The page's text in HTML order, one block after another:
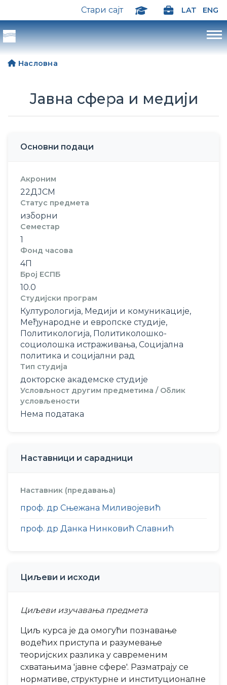
Стари сајт LAT ENG
Насловна
Јавна сфера и медији
Основни подаци
Акроним
22ДЈСМ
Статус предмета
изборни
Семестар
1
Фонд часова
4П
Број ЕСПБ
10.0
Студијски програм
Културологија, Медији и комуникације,
Међународне и европске студије,
Политикологија, Политиколошко-
социолошка истраживања, Социјална
политика и социјални рад
Тип студија
докторске академске студије
Условљност другим предметима / Облик
условљености
Нема података
Наставници и сарадници
Наставник (предавања)
проф. др Сњежана Миливојевић
проф. др Данка Нинковић Славнић
Циљеви и исходи
Циљеви изучавања предмета
Циљ курса је да омогући познавање
водећих приступа и разумевање
теоријских разлика у савременим
схватањима 'јавне сфере'. Разматрају се
нормативе, структурне и институционалне